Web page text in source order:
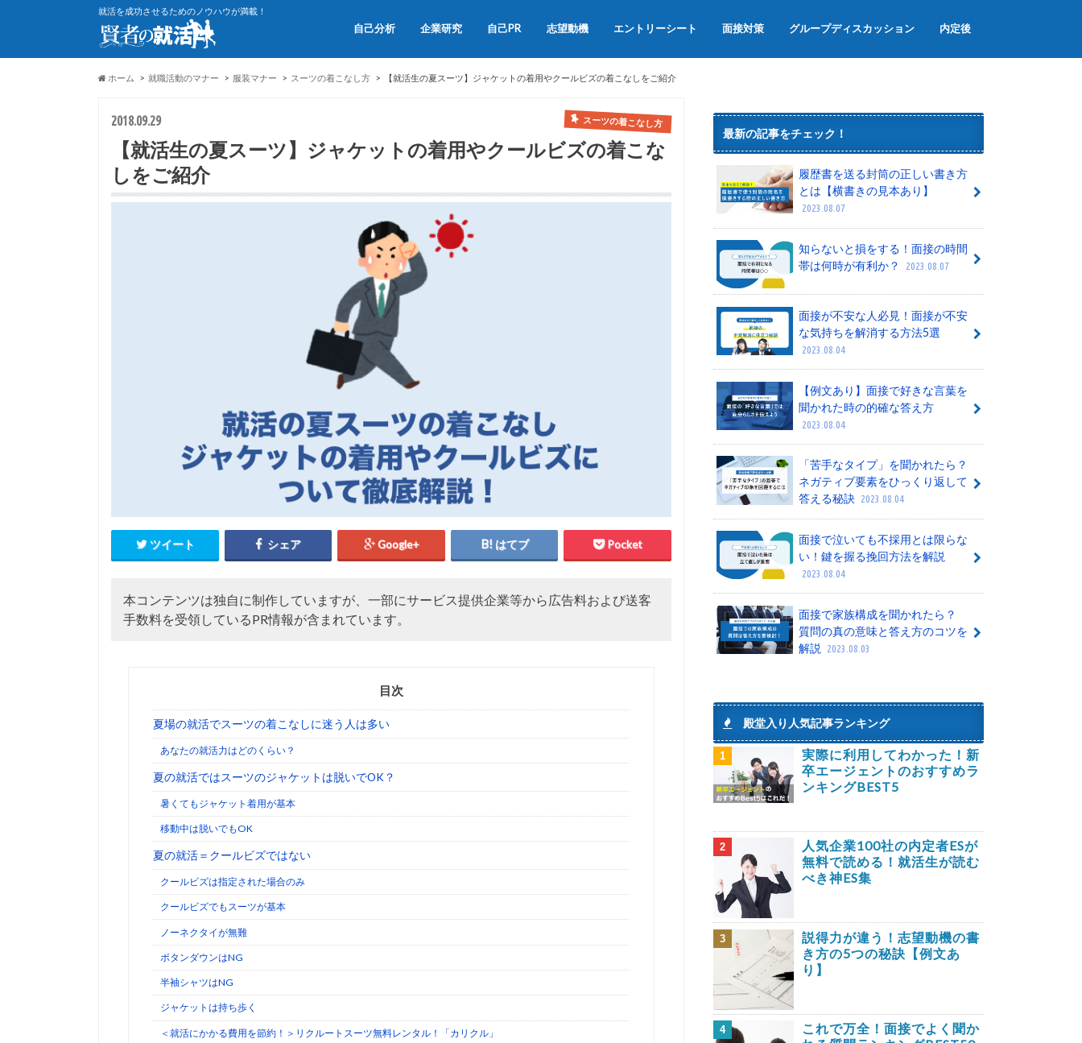
就活を成功させるためのノウハウが満載！
自己分析 企業研究
会社説明会
OB訪問
自己PR
自己PRの書き方
自己PRの例文集
志望動機
志望動機の書き方
志望動機の例文
エントリーシート 面接対策
面接のマナー
面接でよく聞かれる質問
グループディスカッション
グループワーク
内定後
内定辞退
内定者懇親会
内定式
ホーム 就職活動のマナー 服装マナー スーツの着こなし方 【就活生の夏スーツ】ジャケットの着用やクールビズの着こなしをご紹介
2018.09.29 スーツの着こなし方
【就活生の夏スーツ】ジャケットの着用やクールビズの着こな
しをご紹介
ツイート シェア Google+ はてブ Pocket
本コンテンツは独自に制作していますが、一部にサービス提供企業等から広告料および送客
手数料を受領しているPR情報が含まれています。
目次
夏場の就活でスーツの着こなしに迷う人は多い
あなたの就活力はどのくらい？
夏の就活ではスーツのジャケットは脱いでOK？
暑くてもジャケット着用が基本
移動中は脱いでもOK
夏の就活＝クールビズではない
クールビズは指定された場合のみ
クールビズでもスーツが基本
ノーネクタイが無難
ボタンダウンはNG
半袖シャツはNG
ジャケットは持ち歩く
＜就活にかかる費用を節約！＞リクルートスーツ無料レンタル！「カリクル」
最新の記事をチェック！
履歴書を送る封筒の正しい書き方
とは【横書きの見本あり】
2023.08.07
知らないと損をする！面接の時間
帯は何時が有利か？
2023.08.07
面接が不安な人必見！面接が不安
な気持ちを解消する方法5選
2023.08.04
【例文あり】面接で好きな言葉を
聞かれた時の的確な答え方
2023.08.04
「苦手なタイプ」を聞かれたら？
ネガティブ要素をひっくり返して
答える秘訣 2023.08.04
面接で泣いても不採用とは限らな
い！鍵を握る挽回方法を解説
2023.08.04
面接で家族構成を聞かれたら？
質問の真の意味と答え方のコツを
解説
2023.08.03
殿堂入り人気記事ランキング
1
実際に利用してわかった！新
卒エージェントのおすすめラ
ンキングBEST5
2
人気企業100社の内定者ESが
無料で読める！就活生が読む
べき神ES集
3
説得力が違う！志望動機の書
き方の5つの秘訣【例文あ
り】
4
これで万全！面接でよく聞か